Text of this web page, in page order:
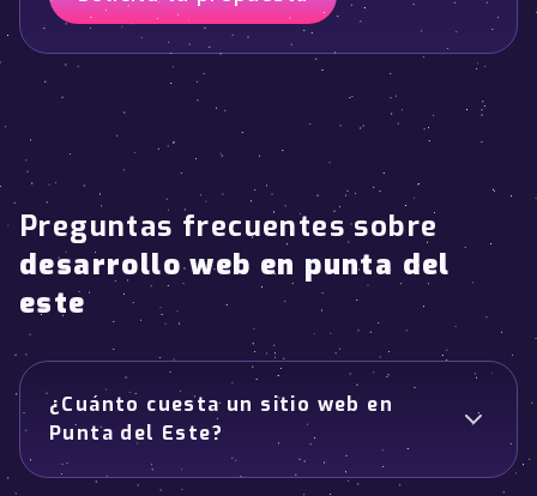
Preguntas frecuentes sobre
desarrollo web en punta del
este
¿Cuánto cuesta un sitio web en
Punta del Este?